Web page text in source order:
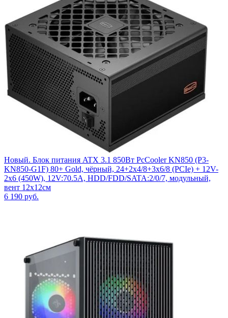
Новый. Блок питания ATX 3.1 850Вт PcCooler KN850 (P3-
KN850-G1F) 80+ Gold, чёрный, 24+2x4/8+3x6/8 (PCIe) + 12V-
2x6 (450W), 12V:70.5A, HDD/FDD/SATA:2/0/7, модульный,
вент 12x12см
6 190 руб.